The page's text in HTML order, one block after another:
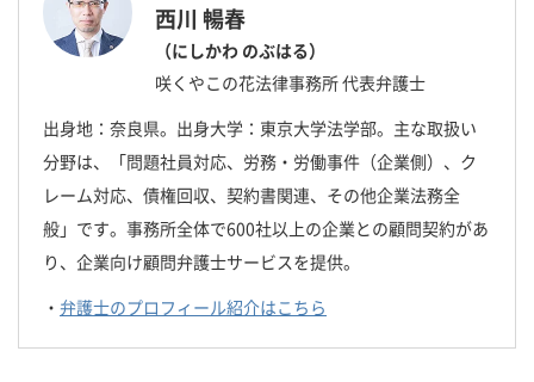
西川 暢春
（にしかわ のぶはる）
咲くやこの花法律事務所 代表弁護士
出身地：奈良県。出身大学：東京大学法学部。主な取扱い
分野は、「問題社員対応、労務・労働事件（企業側）、ク
レーム対応、債権回収、契約書関連、その他企業法務全
般」です。事務所全体で600社以上の企業との顧問契約があ
り、企業向け顧問弁護士サービスを提供。
・ 弁護士のプロフィール紹介はこちら